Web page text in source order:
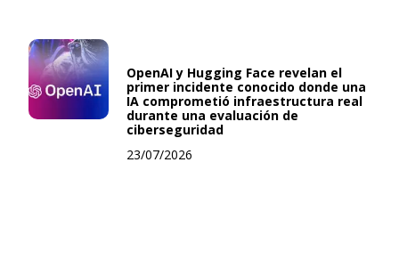
OpenAI y Hugging Face revelan el
primer incidente conocido donde una
IA comprometió infraestructura real
durante una evaluación de
ciberseguridad
23/07/2026